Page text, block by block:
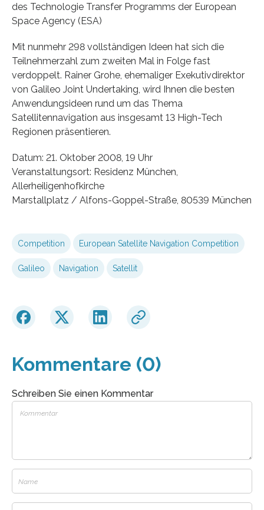
des Technologie Transfer Programms der European
Space Agency (ESA)
Mit nunmehr 298 vollständigen Ideen hat sich die
Teilnehmerzahl zum zweiten Mal in Folge fast
verdoppelt. Rainer Grohe, ehemaliger Exekutivdirektor
von Galileo Joint Undertaking, wird Ihnen die besten
Anwendungsideen rund um das Thema
Satellitennavigation aus insgesamt 13 High-Tech
Regionen präsentieren.
Datum: 21. Oktober 2008, 19 Uhr
Veranstaltungsort: Residenz München,
Allerheiligenhofkirche
Marstallplatz / Alfons-Goppel-Straße, 80539 München
Competition European Satellite Navigation Competition
Galileo Navigation Satellit
Kommentare (0)
Schreiben Sie einen Kommentar